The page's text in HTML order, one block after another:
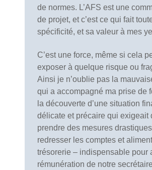
de normes. L’AFS est une
de projet, et c’est ce qui fait
spécificité, et sa valeur à mes
C’est une force, même si cela
exposer à quelque risque ou
Ainsi je n’oublie pas la
qui a accompagné ma prise de
la découverte d’une situation
délicate et précaire qui exigeait
prendre des mesures
redresser les comptes et
trésorerie – indispensable pour
rémunération de notre